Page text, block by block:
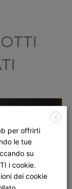
X
per offrirti
le tue
su
i cookie.
dei cookie